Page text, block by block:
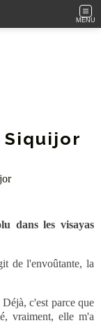
MENU
dans les visayas
de l'envoûtante, la
c'est parce que
vraiment, elle m'a